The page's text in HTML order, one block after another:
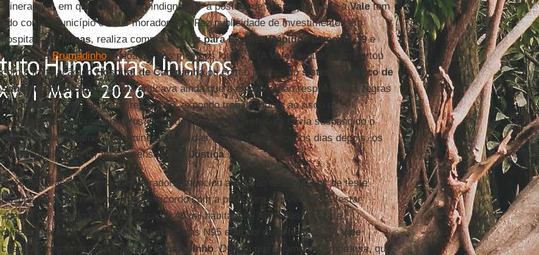
mineradora, em que expressava indignação “à postura de desrespeito que aValetem
tido com o município e seus moradores”. “Faz publicidade de investimentos em
hospitais em Minas, realiza compra de Kits para Exames Rápidos da covid-19e
nega, paraBrumadinho, a doação dos mesmos kits (...) [A Vale] sequer se importou
com a instalação doHospital de Campanhaou com o reforço dosistema público de
Saúde do município". A nota criticava ainda que a empresa não respeitava as regras
de isolamento nas obras de reparação, expondo trabalhadores ao risco de
contaminação pelo coronavírus e comunicava que a prefeitura havia suspendido o
alvará de funcionamento da mineradora e das terceirizadas. Poucos dias depois, os
efeitos do decreto foram suspensos pela Justiça.
Após publicação da nota, a mineradora anunciou a doação de 2.400 kits de teste
rápidos para Brumadinho, que, de acordo com a prefeitura, servirão para testar
apenas 6% da população de cerca de 40 mil habitantes. Além dos testes, a
mineradora doou luvas, aventais, máscaras N95 e álcool gel e frascos. “AVale
chegou a negar teste rápido para Brumadinho. Depois que falamos na imprensa, que